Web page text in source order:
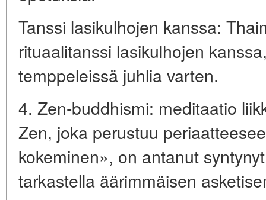
Tanssi lasikulhojen kanssa:
rituaalitanssi lasikulhojen
temppeleissä juhlia varten.
4. Zen-buddhismi: meditaatio
Zen, joka perustuu
kokeminen», on antanut
tarkastella äärimmäisen